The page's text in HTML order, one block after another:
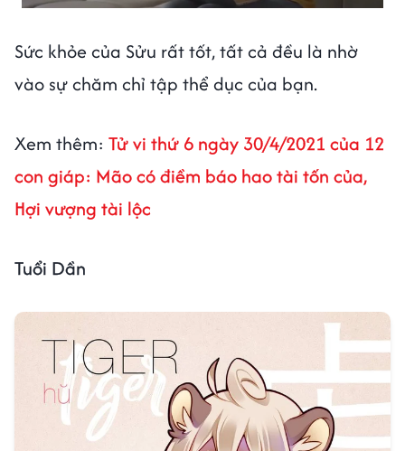
Sức khỏe của Sửu rất tốt, tất cả đều là nhờ
vào sự chăm chỉ tập thể dục của bạn.
Xem thêm: Tử vi thứ 6 ngày 30/4/2021 của 12
con giáp: Mão có điềm báo hao tài tốn của,
Hợi vượng tài lộc
Tuổi Dần